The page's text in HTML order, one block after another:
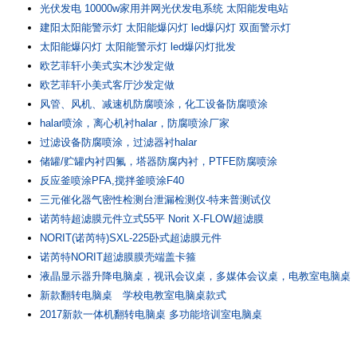
光伏发电 10000w家用并网光伏发电系统 太阳能发电站
建阳太阳能警示灯 太阳能爆闪灯 led爆闪灯 双面警示灯
太阳能爆闪灯 太阳能警示灯 led爆闪灯批发
欧艺菲轩小美式实木沙发定做
欧艺菲轩小美式客厅沙发定做
风管、风机、减速机防腐喷涂，化工设备防腐喷涂
halar喷涂，离心机衬halar，防腐喷涂厂家
过滤设备防腐喷涂，过滤器衬halar
储罐/贮罐内衬四氟，塔器防腐内衬，PTFE防腐喷涂
反应釜喷涂PFA,搅拌釜喷涂F40
三元催化器气密性检测台泄漏检测仪-特来普测试仪
诺芮特超滤膜元件立式55平 Norit X-FLOW超滤膜
NORIT(诺芮特)SXL-225卧式超滤膜元件
诺芮特NORIT超滤膜膜壳端盖卡箍
液晶显示器升降电脑桌，视讯会议桌，多媒体会议桌，电教室电脑桌
新款翻转电脑桌 学校电教室电脑桌款式
2017新款一体机翻转电脑桌 多功能培训室电脑桌